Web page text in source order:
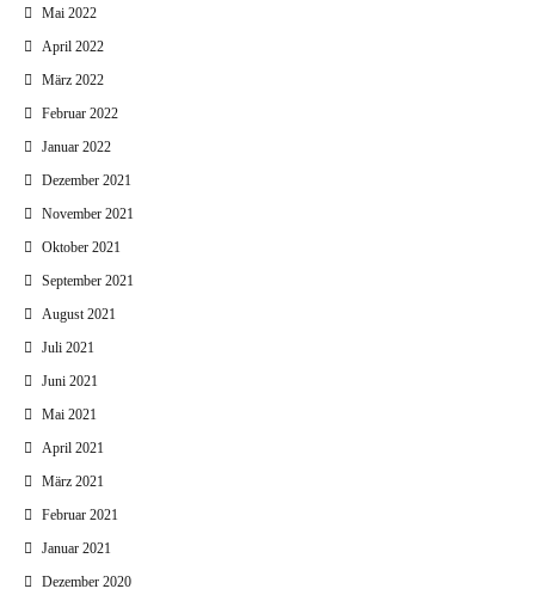
Mai 2022
April 2022
März 2022
Februar 2022
Januar 2022
Dezember 2021
November 2021
Oktober 2021
September 2021
August 2021
Juli 2021
Juni 2021
Mai 2021
April 2021
März 2021
Februar 2021
Januar 2021
Dezember 2020